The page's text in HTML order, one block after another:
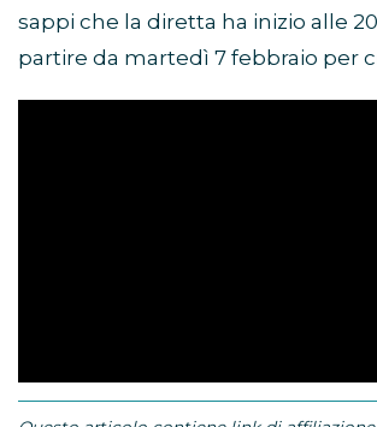
sappi che la diretta ha inizio alle
partire da martedì 7 febbraio per